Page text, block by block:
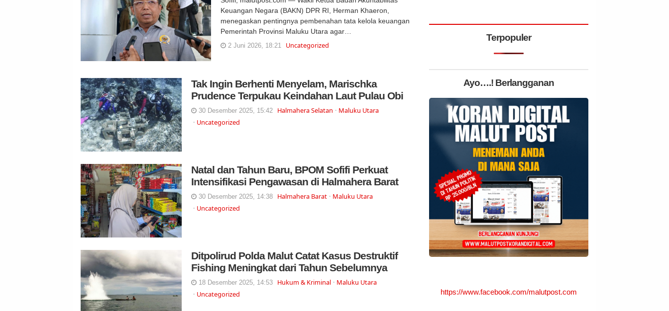
Keuangan Negara (BAKN) DPR RI, Herman Khaeron,
menegaskan pentingnya pembenahan tata kelola keuangan
Pemerintah Provinsi Maluku Utara agar…
2 Juni 2026, 18:21 Uncategorized
Tak Ingin Berhenti Menyelam, Marischka
Prudence Terpukau Keindahan Laut Pulau Obi
30 Desember 2025, 15:42 Halmahera Selatan
Maluku Utara
Uncategorized
Natal dan Tahun Baru, BPOM Sofifi Perkuat
Intensifikasi Pengawasan di Halmahera Barat
30 Desember 2025, 14:38 Halmahera Barat
Maluku Utara
Uncategorized
Ditpolirud Polda Malut Catat Kasus Destruktif
Fishing Meningkat dari Tahun Sebelumnya
18 Desember 2025, 14:53 Hukum & Kriminal
Maluku Utara
Uncategorized
Terpopuler
Ayo….! Berlangganan
https://www.facebook.com/malutpost.com